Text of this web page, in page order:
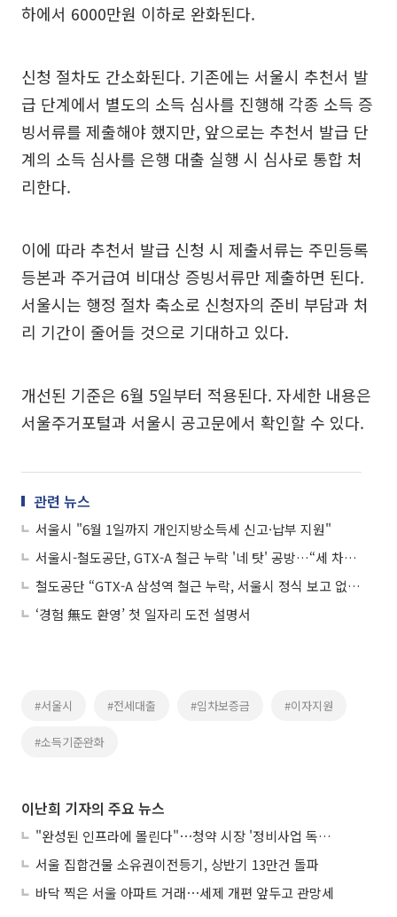
하에서 6000만원 이하로 완화된다.
신청 절차도 간소화된다. 기존에는 서울시 추천서 발
급 단계에서 별도의 소득 심사를 진행해 각종 소득 증
빙서류를 제출해야 했지만, 앞으로는 추천서 발급 단
계의 소득 심사를 은행 대출 실행 시 심사로 통합 처
리한다.
이에 따라 추천서 발급 신청 시 제출서류는 주민등록
등본과 주거급여 비대상 증빙서류만 제출하면 된다.
서울시는 행정 절차 축소로 신청자의 준비 부담과 처
리 기간이 줄어들 것으로 기대하고 있다.
개선된 기준은 6월 5일부터 적용된다. 자세한 내용은
서울주거포털과 서울시 공고문에서 확인할 수 있다.
관련 뉴스
서울시 "6월 1일까지 개인지방소득세 신고·납부 지원"
서울시-철도공단, GTX-A 철근 누락 '네 탓' 공방…“세 차례 보고” vs “직접 보고 없어”
철도공단 “GTX-A 삼성역 철근 누락, 서울시 정식 보고 없었다”
‘경험 無도 환영’ 첫 일자리 도전 설명서
#서울시 #전세대출 #임차보증금 #이자지원
#소득기준완화
이난희 기자의 주요 뉴스
"완성된 인프라에 몰린다"⋯청약 시장 '정비사업 독주' 42배 격차
서울 집합건물 소유권이전등기, 상반기 13만건 돌파
바닥 찍은 서울 아파트 거래⋯세제 개편 앞두고 관망세